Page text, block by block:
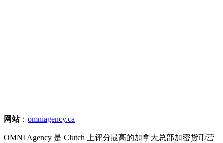
网站： omniagency.ca
OMNI Agency 是 Clutch 上评分最高的加拿大总部加密货币营